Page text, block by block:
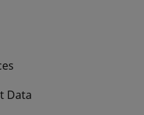
Data